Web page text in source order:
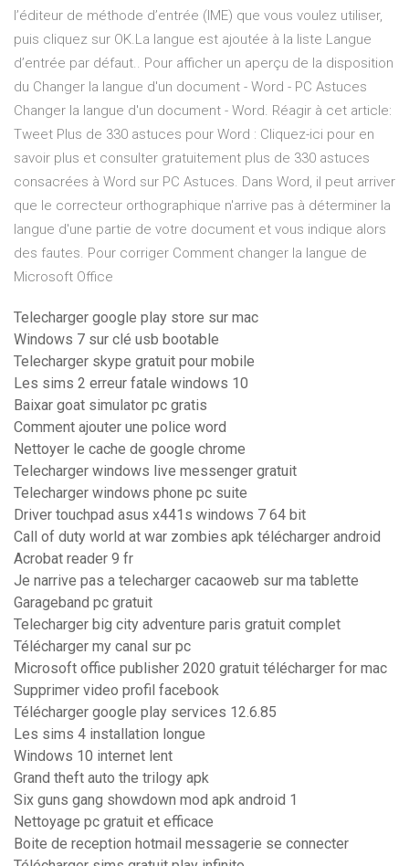
l’éditeur de méthode d’entrée (IME) que vous voulez utiliser,
puis cliquez sur OK.La langue est ajoutée à la liste Langue
d’entrée par défaut.. Pour afficher un aperçu de la disposition
du Changer la langue d'un document - Word - PC Astuces
Changer la langue d'un document - Word. Réagir à cet article:
Tweet Plus de 330 astuces pour Word : Cliquez-ici pour en
savoir plus et consulter gratuitement plus de 330 astuces
consacrées à Word sur PC Astuces. Dans Word, il peut arriver
que le correcteur orthographique n'arrive pas à déterminer la
langue d'une partie de votre document et vous indique alors
des fautes. Pour corriger Comment changer la langue de
Microsoft Office
Telecharger google play store sur mac
Windows 7 sur clé usb bootable
Telecharger skype gratuit pour mobile
Les sims 2 erreur fatale windows 10
Baixar goat simulator pc gratis
Comment ajouter une police word
Nettoyer le cache de google chrome
Telecharger windows live messenger gratuit
Telecharger windows phone pc suite
Driver touchpad asus x441s windows 7 64 bit
Call of duty world at war zombies apk télécharger android
Acrobat reader 9 fr
Je narrive pas a telecharger cacaoweb sur ma tablette
Garageband pc gratuit
Telecharger big city adventure paris gratuit complet
Télécharger my canal sur pc
Microsoft office publisher 2020 gratuit télécharger for mac
Supprimer video profil facebook
Télécharger google play services 12.6.85
Les sims 4 installation longue
Windows 10 internet lent
Grand theft auto the trilogy apk
Six guns gang showdown mod apk android 1
Nettoyage pc gratuit et efficace
Boite de reception hotmail messagerie se connecter